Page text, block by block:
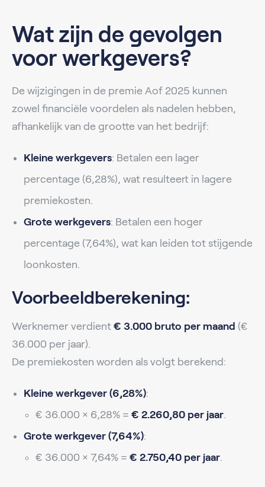
Wat zijn de gevolgen
voor werkgevers?
De wijzigingen in de premie Aof 2025 kunnen
zowel financiële voordelen als nadelen hebben,
afhankelijk van de grootte van het bedrijf:
Kleine werkgevers: Betalen een lager
percentage (6,28%), wat resulteert in lagere
premiekosten.
Grote werkgevers: Betalen een hoger
percentage (7,64%), wat kan leiden tot stijgende
loonkosten.
Voorbeeldberekening:
Werknemer verdient € 3.000 bruto per maand (€
36.000 per jaar).
De premiekosten worden als volgt berekend:
Kleine werkgever (6,28%):
€ 36.000 × 6,28% = € 2.260,80 per jaar.
Grote werkgever (7,64%):
€ 36.000 × 7,64% = € 2.750,40 per jaar.